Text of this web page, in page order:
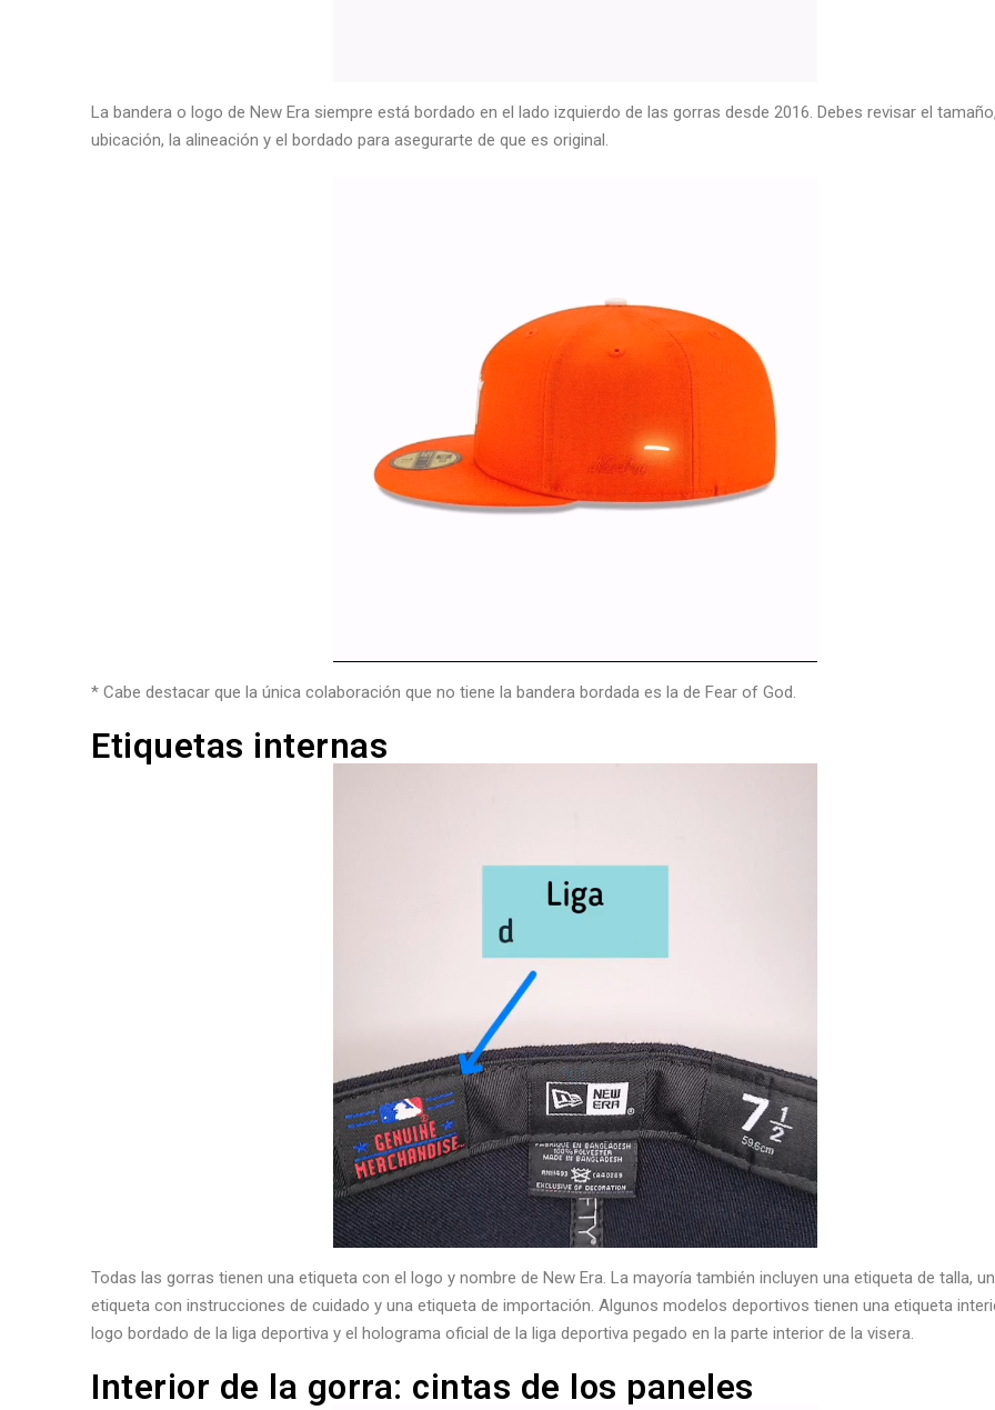
La bandera o logo de New Era siempre está bordado en el lado izquierdo de las gorras desde 2016. Debes revisar el
ubicación, la alineación y el bordado para asegurarte de que es original.
* Cabe destacar que la única colaboración que no tiene la bandera bordada es la de Fear of God.
Etiquetas internas
Todas las gorras tienen una etiqueta con el logo y nombre de New Era. La mayoría también incluyen una etiqueta de talla,
etiqueta con instrucciones de cuidado y una etiqueta de importación. Algunos modelos deportivos tienen una etiqueta
logo bordado de la liga deportiva y el holograma oficial de la liga deportiva pegado en la parte interior de la visera.
Interior de la gorra: cintas de los paneles